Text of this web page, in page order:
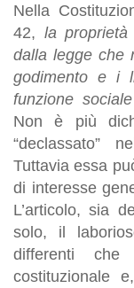
Nella
42, la
dalla legge che
godimento e i
funzione
Non è più
“declassato”
Tuttavia essa
di interesse
L’articolo, sia
solo, il
differenti
costituzionale